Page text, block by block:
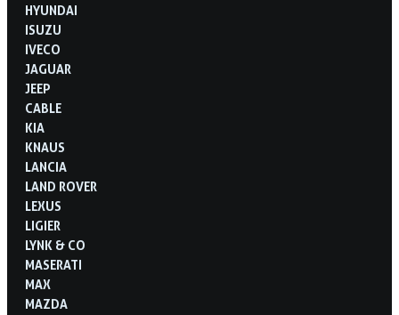
HYUNDAI
ISUZU
IVECO
JAGUAR
JEEP
CABLE
KIA
KNAUS
LANCIA
LAND ROVER
LEXUS
LIGIER
LYNK & CO
MASERATI
MAX
MAZDA